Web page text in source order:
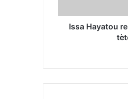
r
Issa Hayatou